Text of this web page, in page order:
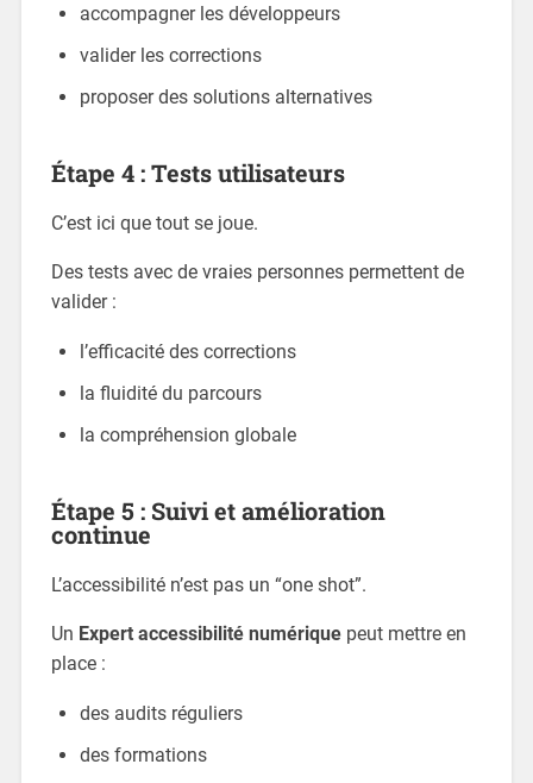
accompagner les développeurs
valider les corrections
proposer des solutions alternatives
Étape 4 : Tests utilisateurs
C’est ici que tout se joue.
Des tests avec de vraies personnes permettent de
valider :
l’efficacité des corrections
la fluidité du parcours
la compréhension globale
Étape 5 : Suivi et amélioration
continue
L’accessibilité n’est pas un “one shot”.
Un Expert accessibilité numériquepeut mettre en
place :
des audits réguliers
des formations